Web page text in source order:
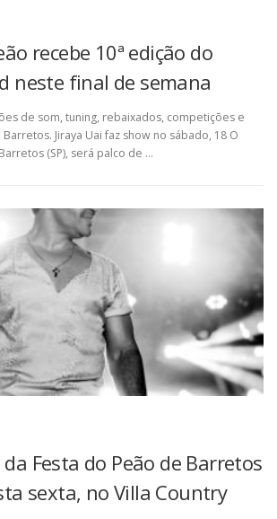
recebe 10ª edição do
neste final de semana
de som, tuning, rebaixados, competições e
Jiraya Uai faz show no sábado, 18 O
(SP), será palco de …
Festa do Peão de Barretos
sexta, no Villa Country